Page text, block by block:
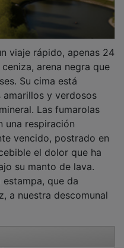
arena negra que
Su cima está
y verdosos
Las fumarolas
una respiración
vencido, postrado en
el dolor que ha
su manto de lava.
que da
a nuestra descomunal